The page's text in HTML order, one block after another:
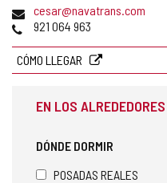
Dirección
de
electrónico
cesar@navatrans.com
Teléfonos
921 064 963
CÓMO LLEGAR
EN LOS ALREDEDORES
DÓNDE DORMIR
POSADAS REALES